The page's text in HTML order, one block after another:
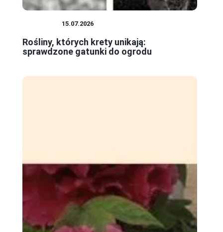
15.07.2026
Rośliny, których krety unikają:
sprawdzone gatunki do ogrodu